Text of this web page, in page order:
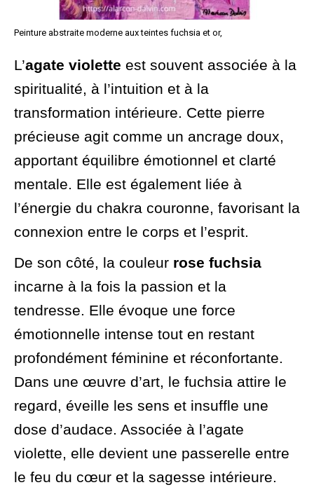
Peinture abstraite moderne aux teintes fuchsia et or,
L’agate violette est souvent associée à la
spiritualité, à l’intuition et à la
transformation intérieure. Cette pierre
précieuse agit comme un ancrage doux,
apportant équilibre émotionnel et clarté
mentale. Elle est également liée à
l’énergie du chakra couronne, favorisant la
connexion entre le corps et l’esprit.
De son côté, la couleur rose fuchsia
incarne à la fois la passion et la
tendresse. Elle évoque une force
émotionnelle intense tout en restant
profondément féminine et réconfortante.
Dans une œuvre d’art, le fuchsia attire le
regard, éveille les sens et insuffle une
dose d’audace. Associée à l’agate
violette, elle devient une passerelle entre
le feu du cœur et la sagesse intérieure.